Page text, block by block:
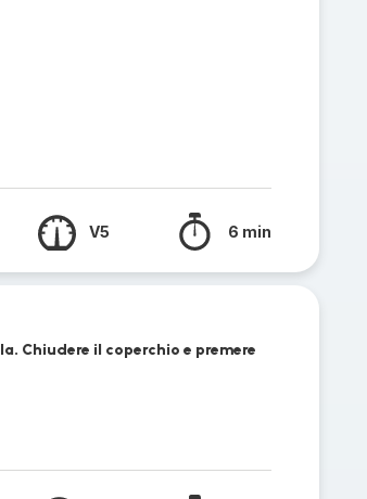
V5 6 min
Chiudere il coperchio e premere